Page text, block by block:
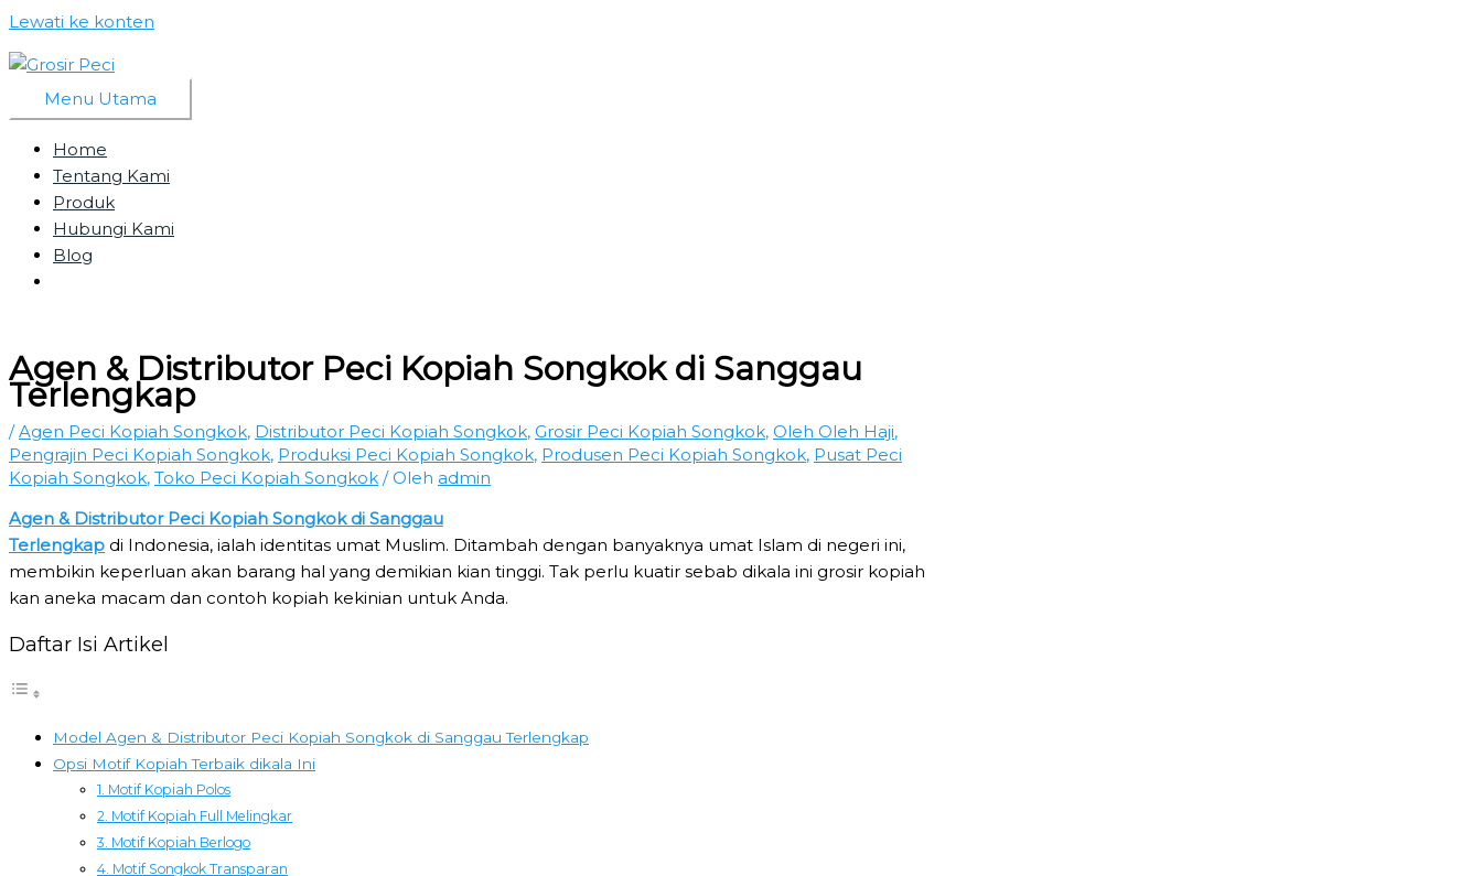
Lewati ke konten
Menu Utama
Home
Tentang Kami
Produk
Hubungi Kami
Blog
Agen & Distributor Peci Kopiah Songkok di Sanggau
Terlengkap
/Agen Peci Kopiah Songkok, Distributor Peci Kopiah Songkok, Grosir Peci Kopiah Songkok, Oleh Oleh Haji,
Pengrajin Peci Kopiah Songkok, Produksi Peci Kopiah Songkok, Produsen Peci Kopiah Songkok, Pusat Peci
Kopiah Songkok, Toko Peci Kopiah Songkok / Oleh admin
Agen & Distributor Peci Kopiah Songkok di Sanggau
Terlengkap di Indonesia, ialah identitas umat Muslim. Ditambah dengan banyaknya umat Islam di negeri ini,
membikin keperluan akan barang hal yang demikian kian tinggi. Tak perlu kuatir sebab dikala ini grosir kopiah
kan aneka macam dan contoh kopiah kekinian untuk Anda.
Daftar Isi Artikel
Model Agen & Distributor Peci Kopiah Songkok di Sanggau Terlengkap
Opsi Motif Kopiah Terbaik dikala Ini
1. Motif Kopiah Polos
2. Motif Kopiah Full Melingkar
3. Motif Kopiah Berlogo
4. Motif Songkok Transparan